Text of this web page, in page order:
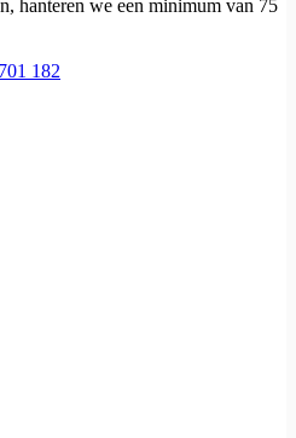
hanteren we een minimum van 75
182